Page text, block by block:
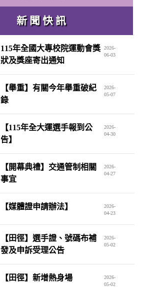
新 聞 快 訊
115年全國大專校院運動會獎
狀及獎座寄出通知
2026-
06-03
【舉重】有關今年舉重破紀
錄
2026-
05-07
【115年全大運選手報到公
告】
2026-
04-30
【開幕典禮】交通管制相關
事宜
2026-
04-27
【媒體證申請辦法】
2026-
04-23
【田徑】選手證、號碼布補
發及申訴受理公告
2026-
05-02
【田徑】新增熱身場
2026-
05-02